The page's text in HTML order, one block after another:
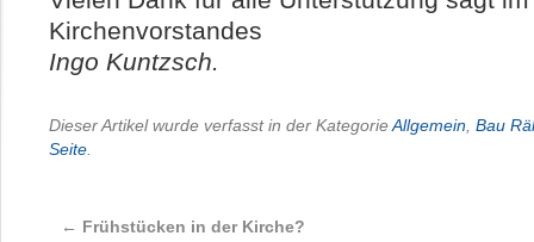
Kirchenvorstandes
Ingo Kuntzsch.
Dieser Artikel wurde verfasst in der KategorieAllgemein Bau
Seite
← Frühstücken in der Kirche?